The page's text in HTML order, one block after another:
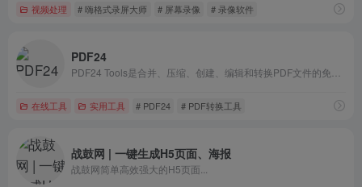
视频处理 # 嗨格式录屏大师 # 屏幕录像 # 录像软件
PDF24
在线工具 实用工具 # PDF24 # PDF转换工具
战鼓网 | 一键生成H5页面、海报
战鼓网简单高效强大的H5页面...